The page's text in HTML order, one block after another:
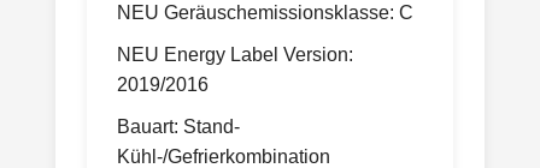
NEU Geräuschemissionsklasse: C
NEU Energy Label Version:
2019/2016
Bauart: Stand-
Kühl-/Gefrierkombination